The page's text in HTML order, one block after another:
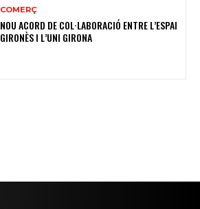
COMERÇ
NOU ACORD DE COL·LABORACIÓ ENTRE L’ESPAI
GIRONÈS I L’UNI GIRONA